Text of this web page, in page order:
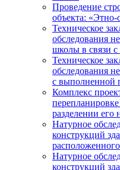
Проведение
объекта:
Техническое
обследования
школы в связи
Техническое
обследования
с выполненной
Комплекс
разделении его
Натурное
конструкций
Натурное
конструкций